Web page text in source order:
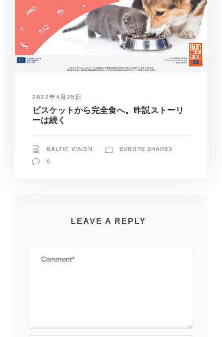
2022年4月25日
ビスケットから完全食へ。昨説ストーリ
ーは続く
BALTIC VISION EUROPE SHARES
0
LEAVE A REPLY